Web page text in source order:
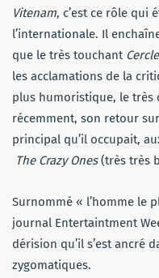
Vitenam, c’est ce rôle qui
l’internationale. Il
que le très touchant
les acclamations de la
plus humoristique, le très
récemment, son retour
principal qu’il occupait,
The Crazy Ones(très très
Surnommé « l’homme le
journal Entertaintment
dérision qu’il s’est ancré
zygomatiques.